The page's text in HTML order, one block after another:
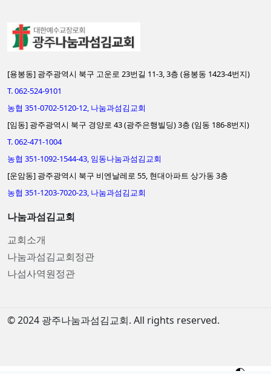
[용봉동] 광주광역시 북구 고운로 23번길 11-3, 3층 (용봉동 1423-4번지)
T. 062-524-9101
농협 351-0702-5120-12, 나눔과섬김교회
[임동] 광주광역시 북구 경양로 43 (광주은행빌딩) 3층 (임동 186-8번지)
T. 062-471-1004
농협 351-1092-1544-43, 임동나눔과섬김교회
[운암동] 광주광역시 북구 비엔날레로 55, 현대아파트 상가동 3층
농협 351-1203-7020-23, 나눔과섬김교회
나눔과섬김교회
교회소개
나눔과섬김교회정관
나섬사역원정관
© 2024 광주나눔과섬김교회. All rights reserved.